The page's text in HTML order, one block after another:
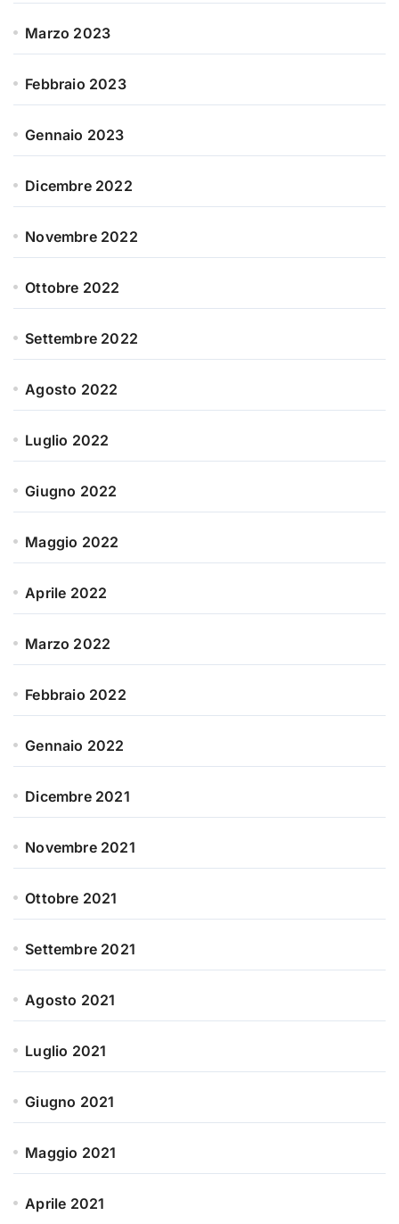
Marzo 2023
Febbraio 2023
Gennaio 2023
Dicembre 2022
Novembre 2022
Ottobre 2022
Settembre 2022
Agosto 2022
Luglio 2022
Giugno 2022
Maggio 2022
Aprile 2022
Marzo 2022
Febbraio 2022
Gennaio 2022
Dicembre 2021
Novembre 2021
Ottobre 2021
Settembre 2021
Agosto 2021
Luglio 2021
Giugno 2021
Maggio 2021
Aprile 2021